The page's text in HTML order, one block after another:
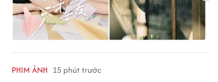
PHIM ẢNH 15 phút trước